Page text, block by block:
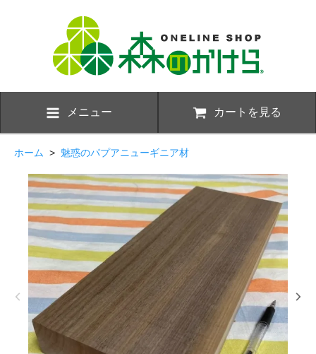
メニュー カートを見る
ホーム > 魅惑のパプアニューギニア材